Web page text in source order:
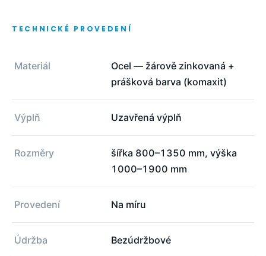
TECHNICKÉ PROVEDENÍ
Materiál
Ocel — žárově zinkovaná +
prášková barva (komaxit)
Výplň Uzavřená výplň
Rozměry
šířka 800–1350 mm, výška
1000–1900 mm
Provedení Na míru
Údržba Bezúdržbové